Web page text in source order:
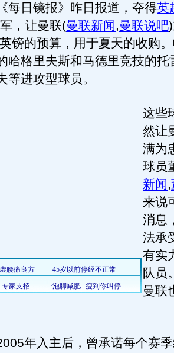
日镜报》昨日报道，夺得英
，让曼联(曼联新闻,曼联说吧)
镑的预算，用于夏天的收购
哈格里夫斯和马德里竞技的托
等进攻型球员。
这些
然让
满为
球员
新闻,
来说
消息
法承
有实
队员
曼联
年入主后，曾承诺每个赛季